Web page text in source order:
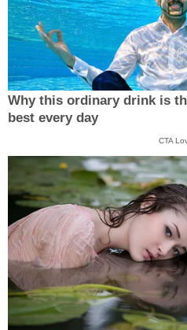
Why this ordinary drink is
best every day
CTA